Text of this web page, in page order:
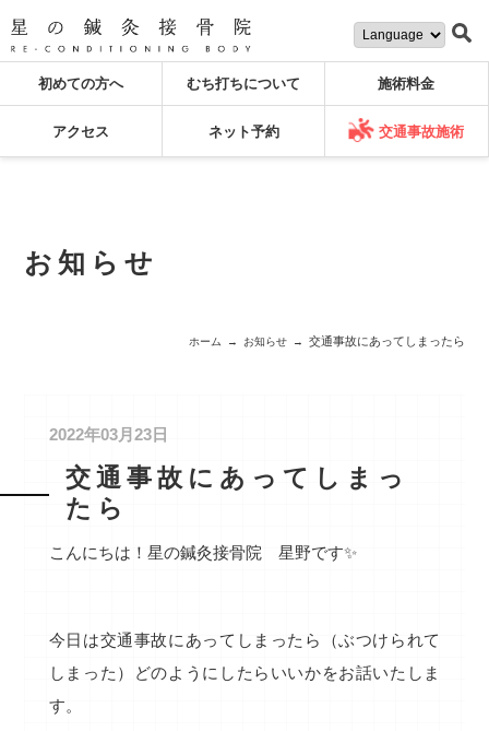
初めての方へ むち打ちについて 施術料金
アクセス ネット予約 交通事故施術
お知らせ
ホーム お知らせ 交通事故にあってしまったら
2022年03月23日
交通事故にあってしまっ
たら
こんにちは！星の鍼灸接骨院 星野です✨
今日は交通事故にあってしまったら（ぶつけられて
しまった）どのようにしたらいいかをお話いたしま
す。